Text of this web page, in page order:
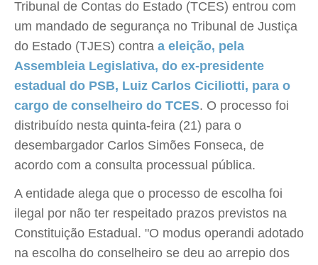
Tribunal de Contas do Estado (TCES) entrou com
um mandado de segurança no Tribunal de Justiça
do Estado (TJES) contra a eleição, pela
Assembleia Legislativa, do ex-presidente
estadual do PSB, Luiz Carlos Ciciliotti, para o
cargo de conselheiro do TCES. O processo foi
distribuído nesta quinta-feira (21) para o
desembargador Carlos Simões Fonseca, de
acordo com a consulta processual pública.
A entidade alega que o processo de escolha foi
ilegal por não ter respeitado prazos previstos na
Constituição Estadual. "O modus operandi adotado
na escolha do conselheiro se deu ao arrepio dos